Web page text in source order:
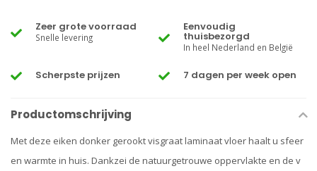
Zeer grote voorraad
Snelle levering
Eenvoudig
thuisbezorgd
In heel Nederland en België
Scherpste prijzen 7 dagen per week open
Productomschrijving
Met deze eiken donker gerookt visgraat laminaat vloer haalt u sfeer
en warmte in huis. Dankzei de natuurgetrouwe oppervlakte en de v